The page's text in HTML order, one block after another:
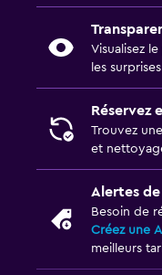
Visualisez
les
Réservez
Trouvez
et
Alertes
Besoin de
Créez une
meilleurs